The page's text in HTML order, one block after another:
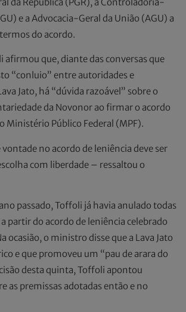
e a Advocacia-Geral da União (AGU) a
do acordo.
afirmou que, diante das conversas que
“conluio” entre autoridades e
Jato, há “dúvida razoável” sobre o
da Novonor ao firmar o acordo
Ministério Público Federal (MPF).
vontade no acordo de leniência deve ser
com liberdade – ressaltou o
passado, Toffoli já havia anulado todas
partir do acordo de leniência celebrado
ocasião, o ministro disse que a Lava Jato
e que promoveu um “pau de arara do
desta quinta, Toffoli apontou
as premissas adotadas então e no